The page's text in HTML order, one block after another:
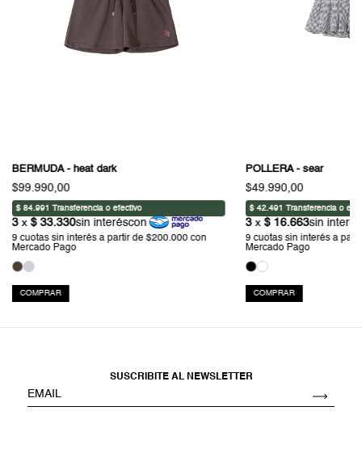
BERMUDA - heat dark
$99.990,00
COMPRAR
POLLERA - sear
$49.990,00
COMPRAR
SUSCRIBITE AL NEWSLETTER